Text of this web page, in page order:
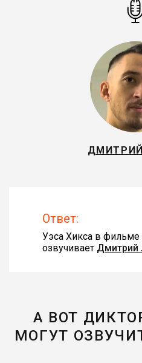
Ответ:
Уэса Хикса в фильме
озвучивает Дмитрий
А ВОТ
МОГУТ